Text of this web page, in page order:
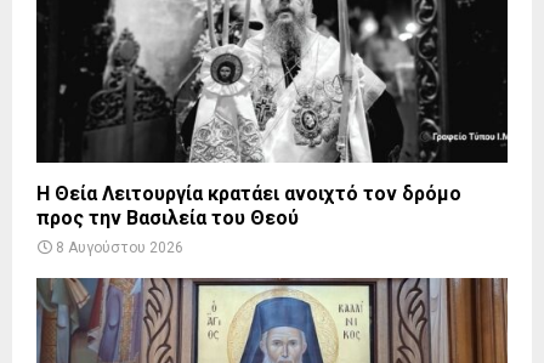
Η Θεία Λειτουργία κρατάει ανοιχτό τον δρόμο
προς την Βασιλεία του Θεού
8 Αυγούστου 2026